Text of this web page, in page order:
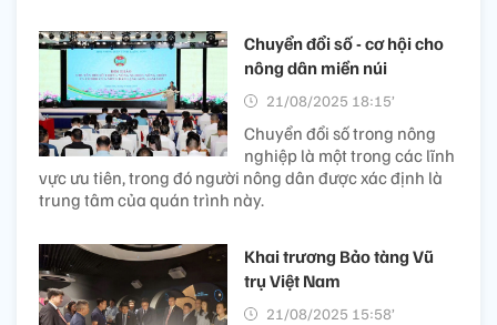
Chuyển đổi số - cơ hội cho
nông dân miền núi
21/08/2025 18:15’
Chuyển đổi số trong nông
nghiệp là một trong các lĩnh
vực ưu tiên, trong đó người nông dân được xác định là
trung tâm của quán trình này.
Khai trương Bảo tàng Vũ
trụ Việt Nam
21/08/2025 15:58’